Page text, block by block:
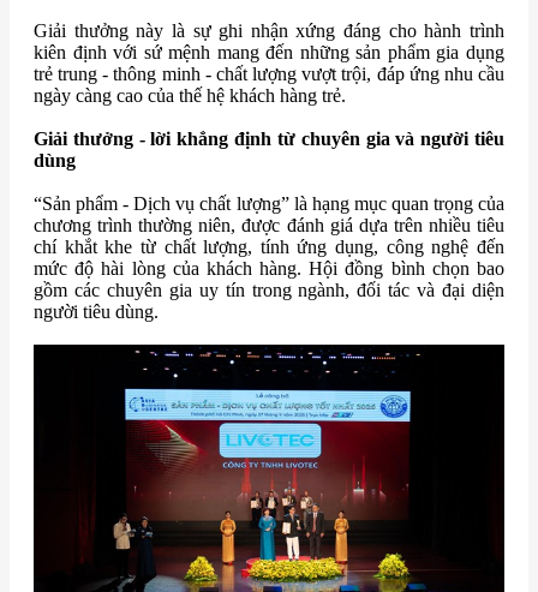
Giải thưởng này là sự ghi nhận xứng đáng cho hành trình
kiên định với sứ mệnh mang đến những sản phẩm gia dụng
trẻ trung - thông minh - chất lượng vượt trội, đáp ứng nhu cầu
ngày càng cao của thế hệ khách hàng trẻ.
Giải thưởng - lời khẳng định từ chuyên gia và người tiêu
dùng
“Sản phẩm - Dịch vụ chất lượng” là hạng mục quan trọng của
chương trình thường niên, được đánh giá dựa trên nhiều tiêu
chí khắt khe từ chất lượng, tính ứng dụng, công nghệ đến
mức độ hài lòng của khách hàng. Hội đồng bình chọn bao
gồm các chuyên gia uy tín trong ngành, đối tác và đại diện
người tiêu dùng.